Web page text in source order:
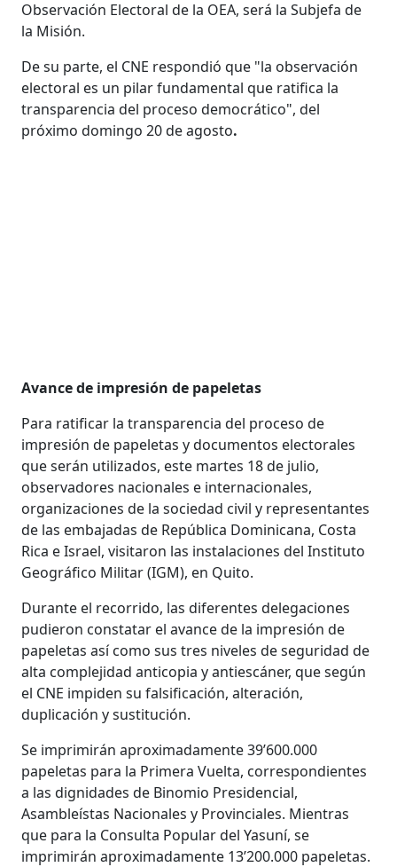
Observación Electoral de la OEA, será la Subjefa de
la Misión.
De su parte, el CNE respondió que "la observación
electoral es un pilar fundamental que ratifica la
transparencia del proceso democrático", del
próximo domingo 20 de agosto.
Avance de impresión de papeletas
Para ratificar la transparencia del proceso de
impresión de papeletas y documentos electorales
que serán utilizados, este martes 18 de julio,
observadores nacionales e internacionales,
organizaciones de la sociedad civil y representantes
de las embajadas de República Dominicana, Costa
Rica e Israel, visitaron las instalaciones del Instituto
Geográfico Militar (IGM), en Quito.
Durante el recorrido, las diferentes delegaciones
pudieron constatar el avance de la impresión de
papeletas así como sus tres niveles de seguridad de
alta complejidad anticopia y antiescáner, que según
el CNE impiden su falsificación, alteración,
duplicación y sustitución.
Se imprimirán aproximadamente 39’600.000
papeletas para la Primera Vuelta, correspondientes
a las dignidades de Binomio Presidencial,
Asambleístas Nacionales y Provinciales. Mientras
que para la Consulta Popular del Yasuní, se
imprimirán aproximadamente 13’200.000 papeletas.